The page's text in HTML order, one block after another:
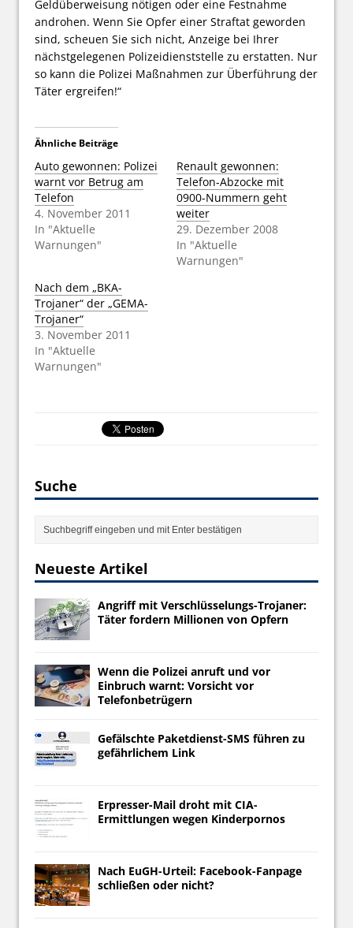
Geldüberweisung nötigen oder eine Festnahme
androhen. Wenn Sie Opfer einer Straftat geworden
sind, scheuen Sie sich nicht, Anzeige bei Ihrer
nächstgelegenen Polizeidienststelle zu erstatten. Nur
so kann die Polizei Maßnahmen zur Überführung der
Täter ergreifen!“
Ähnliche Beiträge
Auto gewonnen: Polizei
warnt vor Betrug am
Telefon
4. November 2011
In "Aktuelle
Warnungen"
Renault gewonnen:
Telefon-Abzocke mit
0900-Nummern geht
weiter
29. Dezember 2008
In "Aktuelle
Warnungen"
Nach dem „BKA-
Trojaner“ der „GEMA-
Trojaner“
3. November 2011
In "Aktuelle
Warnungen"
Suche
Neueste Artikel
Angriff mit Verschlüsselungs-Trojaner:
Täter fordern Millionen von Opfern
Wenn die Polizei anruft und vor
Einbruch warnt: Vorsicht vor
Telefonbetrügern
Gefälschte Paketdienst-SMS führen zu
gefährlichem Link
Erpresser-Mail droht mit CIA-
Ermittlungen wegen Kinderpornos
Nach EuGH-Urteil: Facebook-Fanpage
schließen oder nicht?